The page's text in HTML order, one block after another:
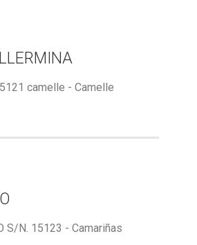
camelle - Camelle
S/N. 15123 - Camariñas